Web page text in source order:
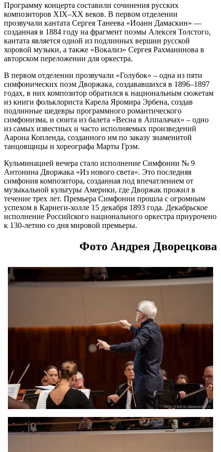
Программу концерта составили сочинения русских
композиторов XIX–XX веков. В первом отделении
прозвучали кантата Сергея Танеева «Иоанн Дамаскин» —
созданная в 1884 году на фрагмент поэмы Алексея Толстого,
кантата является одной из подлинных вершин русской
хоровой музыки, а также «Вокализ» Сергея Рахманинова в
авторском переложении для оркестра.
В первом отделении прозвучали «Голубок» – одна из пяти
симфонических поэм Дворжака, создававшихся в 1896–1897
годах, в них композитор обратился к национальным сюжетам
из книги фольклориста Карела Яромира Эрбена, создав
подлинные шедевры программного романтического
симфонизма, и сюита из балета «Весна в Аппалачах» – одно
из самых известных и часто исполняемых произведений
Аарона Копленда, созданного им по заказу знаменитой
танцовщицы и хореографа Марты Грэм.
Кульминацией вечера стало исполнение Симфонии № 9
Антонина Дворжака «Из нового света». Это последняя
симфония композитора, созданная под впечатлением от
музыкальной культуры Америки, где Дворжак прожил в
течение трех лет. Премьера Симфонии прошла с огромным
успехом в Карнеги-холле 15 декабря 1893 года. Декабрьское
исполнение Российского национального оркестра приурочено
к 130-летию со дня мировой премьеры.
Фото Андрея Дворецкова